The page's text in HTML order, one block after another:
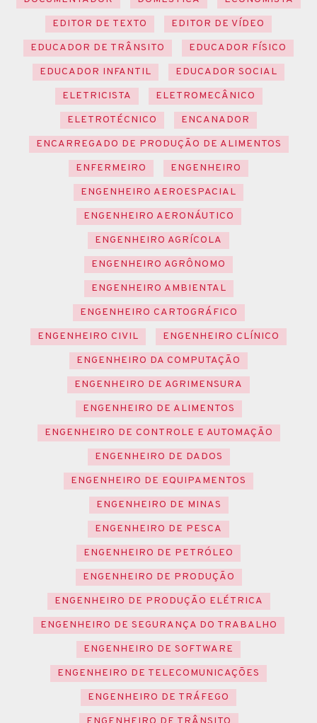
EDITOR DE TEXTO
EDITOR DE VÍDEO
EDUCADOR DE TRÂNSITO
EDUCADOR FÍSICO
EDUCADOR INFANTIL
EDUCADOR SOCIAL
ELETRICISTA
ELETROMECÂNICO
ELETROTÉCNICO
ENCANADOR
ENCARREGADO DE PRODUÇÃO DE ALIMENTOS
ENFERMEIRO
ENGENHEIRO
ENGENHEIRO AEROESPACIAL
ENGENHEIRO AERONÁUTICO
ENGENHEIRO AGRÍCOLA
ENGENHEIRO AGRÔNOMO
ENGENHEIRO AMBIENTAL
ENGENHEIRO CARTOGRÁFICO
ENGENHEIRO CIVIL
ENGENHEIRO CLÍNICO
ENGENHEIRO DA COMPUTAÇÃO
ENGENHEIRO DE AGRIMENSURA
ENGENHEIRO DE ALIMENTOS
ENGENHEIRO DE CONTROLE E AUTOMAÇÃO
ENGENHEIRO DE DADOS
ENGENHEIRO DE EQUIPAMENTOS
ENGENHEIRO DE MINAS
ENGENHEIRO DE PESCA
ENGENHEIRO DE PETRÓLEO
ENGENHEIRO DE PRODUÇÃO
ENGENHEIRO DE PRODUÇÃO ELÉTRICA
ENGENHEIRO DE SEGURANÇA DO TRABALHO
ENGENHEIRO DE SOFTWARE
ENGENHEIRO DE TELECOMUNICAÇÕES
ENGENHEIRO DE TRÁFEGO